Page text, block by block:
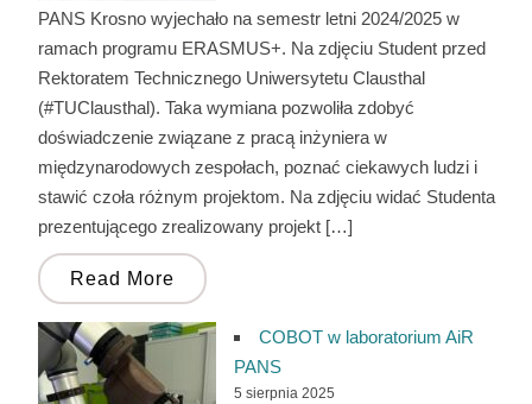
PANS Krosno wyjechało na semestr letni 2024/2025 w
ramach programu ERASMUS+. Na zdjęciu Student przed
Rektoratem Technicznego Uniwersytetu Clausthal
(#TUClausthal). Taka wymiana pozwoliła zdobyć
doświadczenie związane z pracą inżyniera w
międzynarodowych zespołach, poznać ciekawych ludzi i
stawić czoła różnym projektom. Na zdjęciu widać Studenta
prezentującego zrealizowany projekt […]
Read More
COBOT w laboratorium AiR
PANS
5 sierpnia 2025